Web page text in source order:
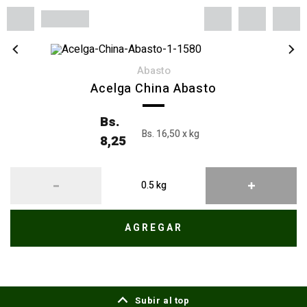
abasto
Acelga China Abasto
Bs.
8,25
Bs. 16,50 x kg
AGREGAR
Subir al top